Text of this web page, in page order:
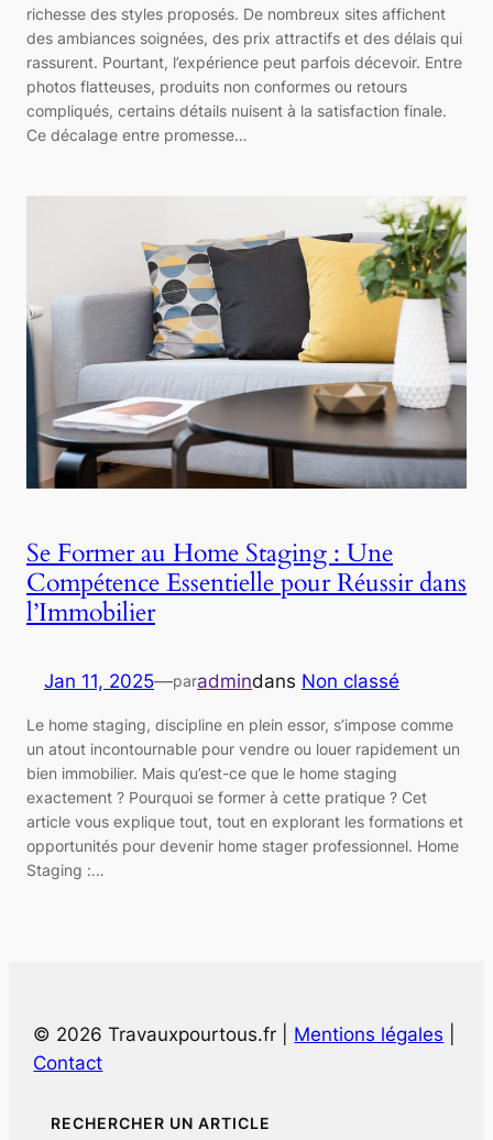
richesse des styles proposés. De nombreux sites affichent
des ambiances soignées, des prix attractifs et des délais qui
rassurent. Pourtant, l’expérience peut parfois décevoir. Entre
photos flatteuses, produits non conformes ou retours
compliqués, certains détails nuisent à la satisfaction finale.
Ce décalage entre promesse…
Se Former au Home Staging : Une
Compétence Essentielle pour Réussir dans
l’Immobilier
Jan 11, 2025—paradmindans Non classé
Le home staging, discipline en plein essor, s’impose comme
un atout incontournable pour vendre ou louer rapidement un
bien immobilier. Mais qu’est-ce que le home staging
exactement ? Pourquoi se former à cette pratique ? Cet
article vous explique tout, tout en explorant les formations et
opportunités pour devenir home stager professionnel. Home
Staging :…
© 2026 Travauxpourtous.fr | Mentions légales
Contact
RECHERCHER UN ARTICLE